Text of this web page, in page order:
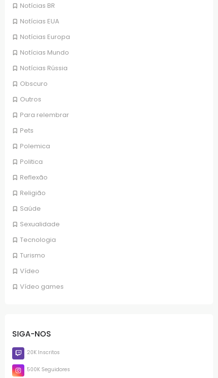
Notícias BR
Notícias EUA
Notícias Europa
Notícias Mundo
Notícias Rússia
Obscuro
Outros
Para relembrar
Pets
Polemica
Politica
Reflexão
Religião
Saúde
Sexualidade
Tecnologia
Turismo
Vídeo
Vídeo games
SIGA-NOS
20K Inscritos
500K Seguidores